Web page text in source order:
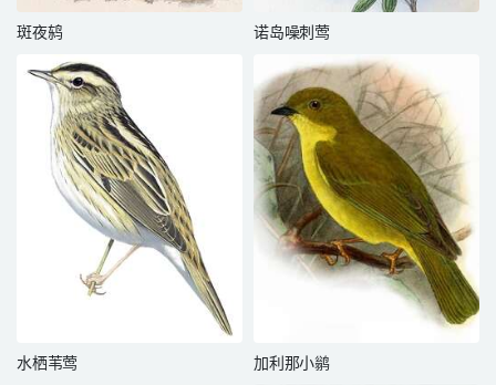
斑夜鸫 诺岛噪刺莺
水栖苇莺 加利那小鹟